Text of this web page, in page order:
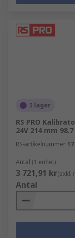
I lager
RS PRO
24V 214 mm
RS-artikelnummer
Antal (1 enhet)
3 721,91 kr(exkl.
Antal